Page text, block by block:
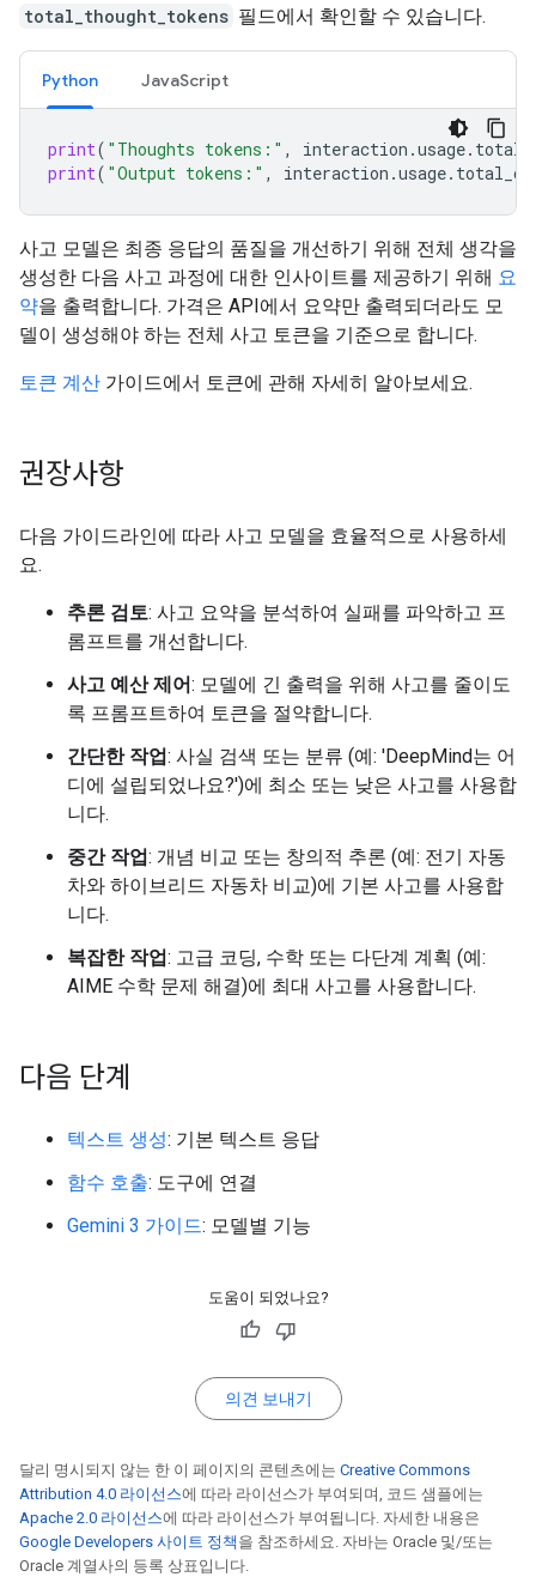
total_thought_tokens 필드에서 확인할 수 있습니다.
Python JavaScript
print( "Thoughts tokens:" , interaction .usage.
print( "Output tokens:" , interaction .usage.
사고 모델은 최종 응답의 품질을 개선하기 위해 전체 생각을
생성한 다음 사고 과정에 대한 인사이트를 제공하기 위해 요
약을 출력합니다. 가격은 API에서 요약만 출력되더라도 모
델이 생성해야 하는 전체 사고 토큰을 기준으로 합니다.
토큰 계산 가이드에서 토큰에 관해 자세히 알아보세요.
권장사항
다음 가이드라인에 따라 사고 모델을 효율적으로 사용하세
요.
추론 검토: 사고 요약을 분석하여 실패를 파악하고 프
롬프트를 개선합니다.
사고 예산 제어: 모델에 긴 출력을 위해 사고를 줄이도
록 프롬프트하여 토큰을 절약합니다.
간단한 작업: 사실 검색 또는 분류 (예: 'DeepMind는 어
디에 설립되었나요?')에 최소 또는 낮은 사고를 사용합
니다.
중간 작업: 개념 비교 또는 창의적 추론 (예: 전기 자동
차와 하이브리드 자동차 비교)에 기본 사고를 사용합
니다.
복잡한 작업: 고급 코딩, 수학 또는 다단계 계획 (예:
AIME 수학 문제 해결)에 최대 사고를 사용합니다.
다음 단계
텍스트 생성: 기본 텍스트 응답
함수 호출: 도구에 연결
Gemini 3 가이드: 모델별 기능
도움이 되었나요?
의견 보내기
달리 명시되지 않는 한 이 페이지의 콘텐츠에는 Creative Commons
Attribution 4.0 라이선스에 따라 라이선스가 부여되며, 코드 샘플에는
Apache 2.0 라이선스에 따라 라이선스가 부여됩니다. 자세한 내용은
Google Developers 사이트 정책 을 참조하세요. 자바는 Oracle 및/또는
Oracle 계열사의 등록 상표입니다.